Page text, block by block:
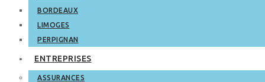
BORDEAUX
LIMOGES
PERPIGNAN
ENTREPRISES
ASSURANCES